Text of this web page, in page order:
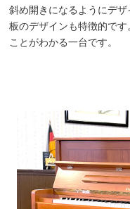
斜め開きになるようにデ
板のデザインも特徴的で
ことがわかる一台です。